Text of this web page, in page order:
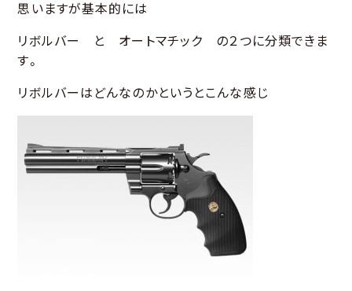
思いますが基本的には
リボルバー と オートマチック の２つに分類できま
す。
リボルバーはどんなのかというとこんな感じ